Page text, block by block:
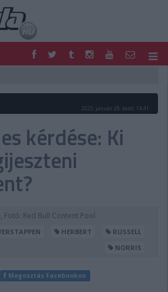
MOTOR
SHOP
TIPPJÁTÉK
PONTÁLLÁSOK
2025. január 28. kedd, 14:41
kérdése: Ki
Fotó: Red Bull Content Pool
HERBERT
RUSSELL
NORRIS
Megosztás Facebookon